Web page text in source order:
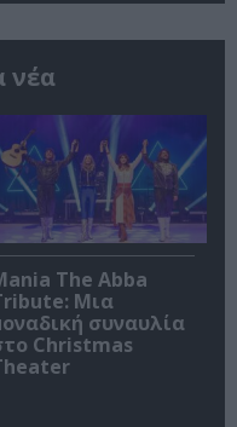
νέα
The Abba
Μια
συναυλία
Christmas